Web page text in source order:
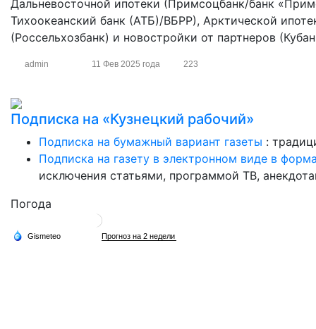
Дальневосточной ипотеки (Примсоцбанк/банк
Тихоокеанский банк (АТБ)/ВБРР), Арктической
(Россельхозбанк) и новостройки от партнеров
admin 11 Фев 2025 года 223
Подписка на «Кузнецкий рабочий»
Подписка на бумажный вариант газеты :
Подписка на газету в электронном виде в
исключения статьями, программой ТВ,
Погода